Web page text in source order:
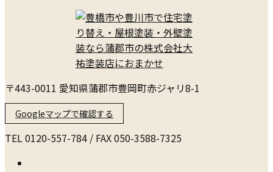
〒443-0011 愛知県蒲郡市豊岡町赤ジャリ8-1
Googleマップで確認する
TEL 0120-557-784 / FAX 050-3588-7325